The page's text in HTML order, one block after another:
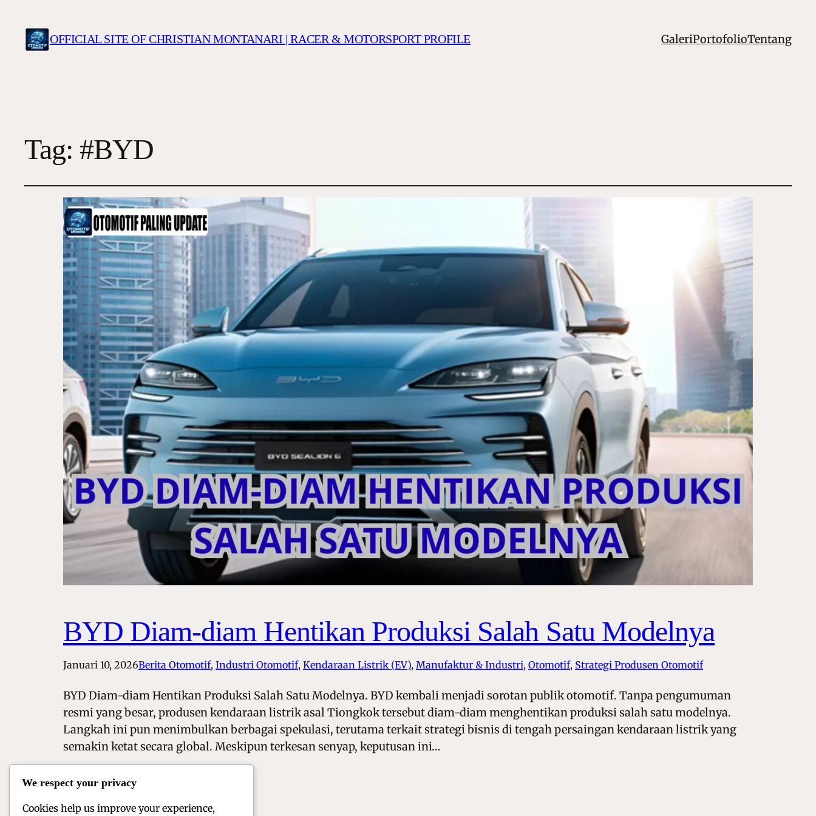
OFFICIAL SITE OF CHRISTIAN MONTANARI | RACER & MOTORSPORT PROFILE GaleriPortofolioTentang
Tag:#BYD
BYD Diam-diam Hentikan Produksi Salah Satu Modelnya
Januari 10, 2026Berita Otomotif, Industri Otomotif, Kendaraan Listrik (EV), Manufaktur & Industri, Otomotif, Strategi Produsen Otomotif
BYD Diam-diam Hentikan Produksi Salah Satu Modelnya. BYD kembali menjadi sorotan publik otomotif. Tanpa pengumuman
resmi yang besar, produsen kendaraan listrik asal Tiongkok tersebut diam-diam menghentikan produksi salah satu modelnya.
Langkah ini pun menimbulkan berbagai spekulasi, terutama terkait strategi bisnis di tengah persaingan kendaraan listrik yang
semakin ketat secara global. Meskipun terkesan senyap, keputusan ini…
We respect your privacy
Cookies help us improve your experience,